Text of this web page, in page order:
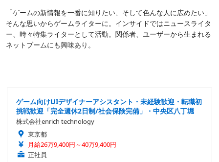
「ゲームの新情報を一番に知りたい、そして色んな人に広めたい」
そんな思いからゲームライターに。インサイドではニュースライタ
ー、時々特集ライターとして活動。関係者、ユーザーから生まれる
ネットブームにも興味あり。
ゲーム向けUIデザイナーアシスタント・未経験歓迎・転職初
挑戦歓迎「完全週休2日制/社会保険完備」・中央区八丁堀
株式会社enrich technology
東京都
月給26万9,400円～40万9,400円
正社員